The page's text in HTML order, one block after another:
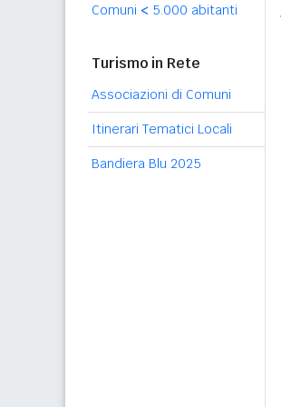
Comuni < 5.000 abitanti
Turismo in Rete
Associazioni di Comuni
Itinerari Tematici Locali
Bandiera Blu 2025